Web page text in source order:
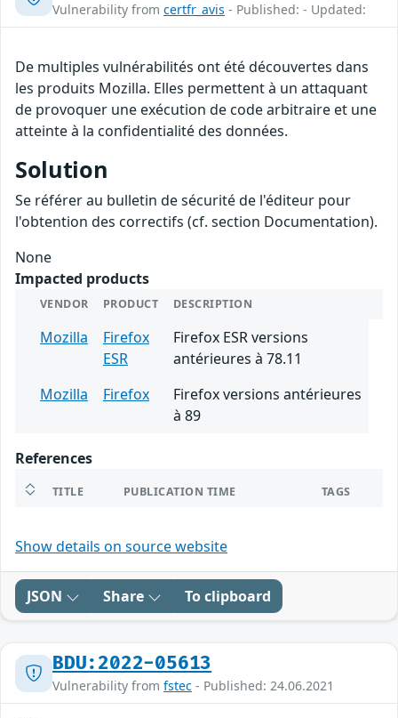
Vulnerability from certfr_avis - Published: - Updated:
De multiples vulnérabilités ont été découvertes dans
les produits Mozilla. Elles permettent à un attaquant
de provoquer une exécution de code arbitraire et une
atteinte à la confidentialité des données.
Solution
Se référer au bulletin de sécurité de l'éditeur pour
l'obtention des correctifs (cf. section Documentation).
None
Impacted products
VENDOR PRODUCT DESCRIPTION
Mozilla
Firefox
ESR
Firefox ESR versions
antérieures à 78.11
Mozilla
Firefox
Firefox versions antérieures
à 89
References
TITLE PUBLICATION TIME TAGS
Show details on source website
JSON Share To clipboard
BDU:2022-05613
Vulnerability from fstec - Published: 24.06.2021